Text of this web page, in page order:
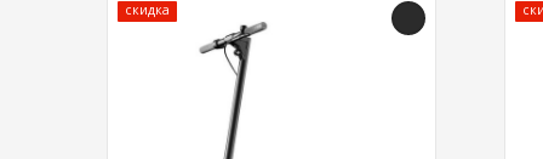
скидка